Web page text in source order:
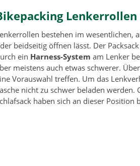
Lenkerrollen
bestehen im wesentlichen,
beidseitig öffnen lässt. Der
ein Harness-System am Lenker
meistens auch etwas schwerer.
Vorauswahl treffen. Um das
nicht zu schwer beladen werden.
haben sich an dieser Position